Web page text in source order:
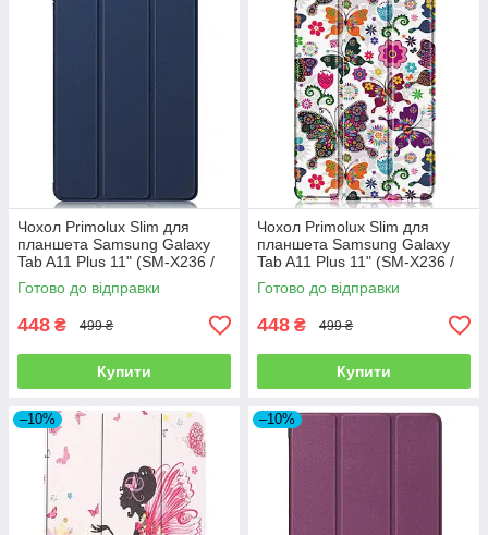
Чохол Primolux Slim для
планшета Samsung Galaxy
Tab A11 Plus 11" (SM-X236 /
SM-X230) - Dark Blue
Готово до відправки
448 ₴ 499 ₴
Купити
Чохол Primolux Slim для
планшета Samsung Galaxy
Tab A11 Plus 11" (SM-X236 /
SM-X230) - Butterfly
Готово до відправки
448 ₴ 499 ₴
Купити
–10% –10%